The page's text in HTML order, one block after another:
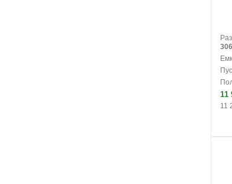
11
11